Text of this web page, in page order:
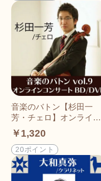
音楽のバトン【杉田一
芳・チェロ】オンライン
コンサートDVD/ブルーレ
イ
￥1,320
20ポイント